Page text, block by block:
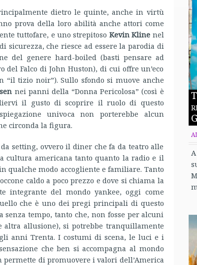
dietro le quinte, anche in virtù
prova della loro abilità anche attori come
tuttofare, e uno strepitoso Kevin Kline nel
che riesce ad essere la parodia di
del genere hard-boiled (basti pensare ad
Falco di John Huston), di cui offre un’eco
“il tizio noir”). Sullo sfondo si muove anche
nei panni della “Donna Pericolosa” (così è
il gusto di scoprire il ruolo di questo
univoca non porterebbe alcun
circonda la figura.
setting, ovvero il diner che fa da teatro alle
cultura americana tanto quanto la radio e il
qualche modo accogliente e familiare. Tanto
caldo a poco prezzo e dove si chiama la
integrante del mondo yankee, oggi come
che è uno dei pregi principali di questo
tempo, tanto che, non fosse per alcuni
allusione), si potrebbe tranquillamente
anni Trenta. I costumi di scena, le luci e i
che ben si accompagna al mondo
di promuovere i valori dell’America